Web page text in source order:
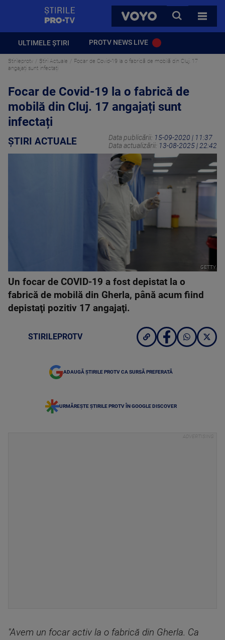
VOYO
CAUTA
TOATE
ULTIMELE ȘTIRI PROTV NEWS LIVE
Stirileprotv Știri Actuale
Focar de Covid-19 la o fabrică de mobilă din Cluj. 17
angajați sunt infectați
Focar de Covid-19 la o fabrică de
mobilă din Cluj. 17 angajați sunt
infectați
ȘTIRI ACTUALE Data publicării: 15-09-2020 | 11:37
Data actualizării: 13-08-2025 | 22:42
GETTY
Un focar de COVID-19 a fost depistat la o
fabrică de mobilă din Gherla, până acum fiind
depistaţi pozitiv 17 angajaţi.
STIRILEPROTV
ADAUGĂ ȘTIRILE PROTV CA SURSĂ PREFERATĂ
URMĂREȘTE ȘTIRILE PROTV ÎN GOOGLE DISCOVER
"Avem un focar activ la o fabrică din Gherla. Ca